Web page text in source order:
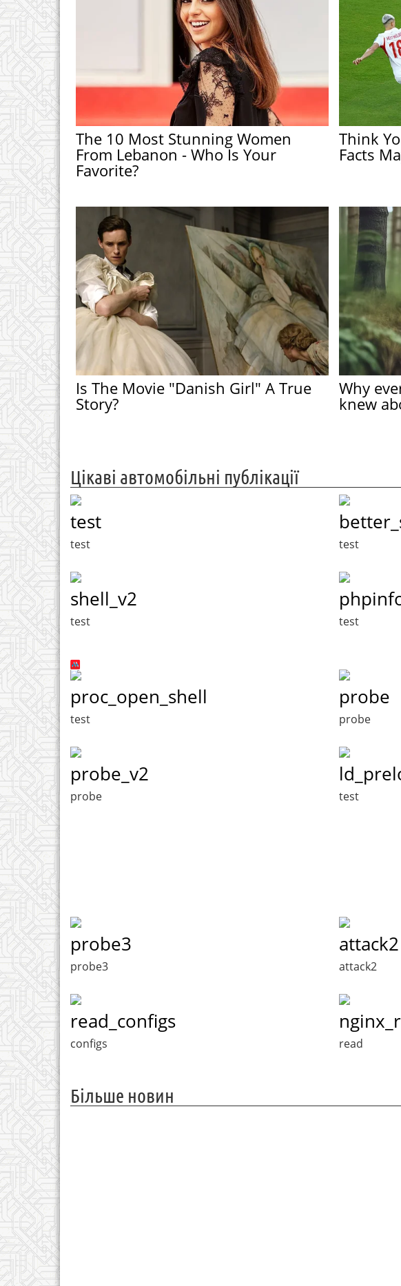
The 10 Most Stunning Women
From Lebanon - Who Is Your
Favorite?
Think
Facts
Is The Movie "Danish Girl" A True
Story?
Why
knew
Цікаві автомобільні публікації
test
test test
shell_v2
test test
proc_open_shell
test
probe
probe
probe_v2
probe test
probe3
probe3
attack2
attack2
read_configs
configs read
Більше новин